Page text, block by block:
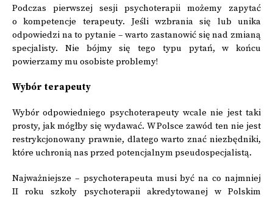
Podczas pierwszej sesji psychoterapii możemy zapytać
o kompetencje terapeuty. Jeśli wzbrania się lub unika
odpowiedzi na to pytanie – warto zastanowić się nad zmianą
specjalisty. Nie bójmy się tego typu pytań, w końcu
powierzamy mu osobiste problemy!
Wybór terapeuty
Wybór odpowiedniego psychoterapeuty wcale nie jest taki
prosty, jak mógłby się wydawać. W Polsce zawód ten nie jest
restrykcjonowany prawnie, dlatego warto znać niezbędniki,
które uchronią nas przed potencjalnym pseudospecjalistą.
Najważniejsze – psychoterapeuta musi być na co najmniej
II roku szkoły psychoterapii akredytowanej w Polskim